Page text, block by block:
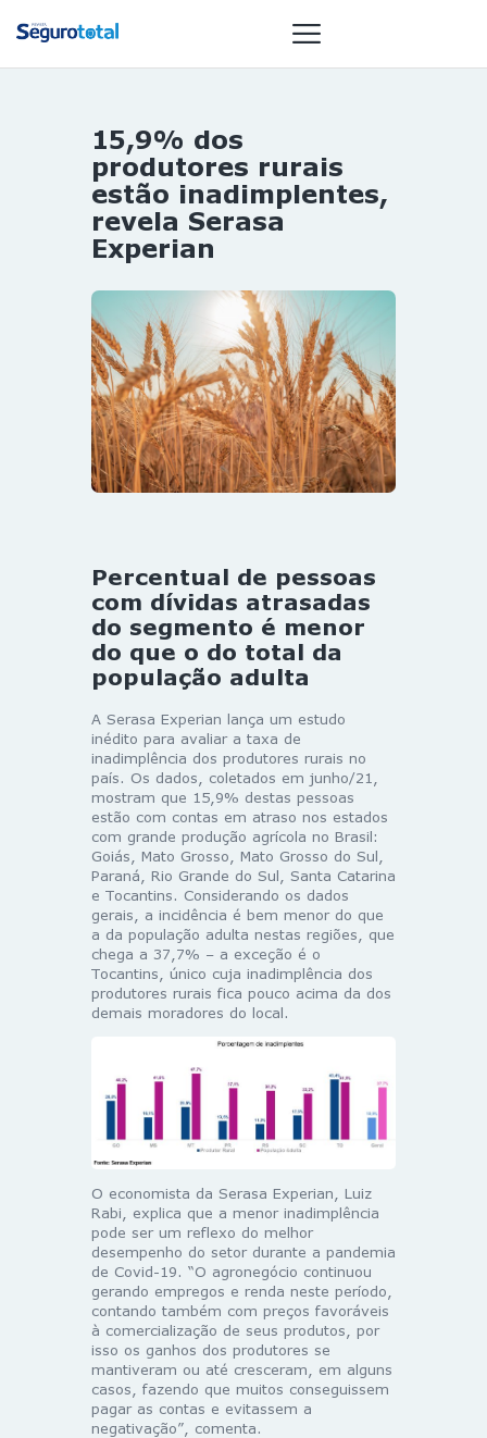
NOTÍCIAS
REVISTA
ESPECIAIS
GAIVOTA DE
ST SUMMIT
MULHERES
GESTORAS
HOMEST
HOME
15,9% dos
produtores rurais
estão inadimplentes,
revela Serasa
Experian
Percentual de pessoas
com dívidas atrasadas
do segmento é menor
do que o do total da
população adulta
A Serasa Experian lança um estudo
inédito para avaliar a taxa de
inadimplência dos produtores rurais no
país. Os dados, coletados em junho/21,
mostram que 15,9% destas pessoas
estão com contas em atraso nos estados
com grande produção agrícola no Brasil:
Goiás, Mato Grosso, Mato Grosso do Sul,
Paraná, Rio Grande do Sul, Santa Catarina
e Tocantins. Considerando os dados
gerais, a incidência é bem menor do que
a da população adulta nestas regiões, que
chega a 37,7% – a exceção é o
Tocantins, único cuja inadimplência dos
produtores rurais fica pouco acima da dos
demais moradores do local.
O economista da Serasa Experian, Luiz
Rabi, explica que a menor inadimplência
pode ser um reflexo do melhor
desempenho do setor durante a pandemia
de Covid-19. “O agronegócio continuou
gerando empregos e renda neste período,
contando também com preços favoráveis
à comercialização de seus produtos, por
isso os ganhos dos produtores se
mantiveram ou até cresceram, em alguns
casos, fazendo que muitos conseguissem
pagar as contas e evitassem a
negativação”, comenta.